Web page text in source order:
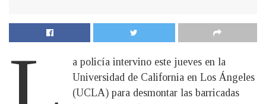
a policía intervino este jueves en la
Universidad de California en Los Ángeles
(UCLA) para desmontar las barricadas